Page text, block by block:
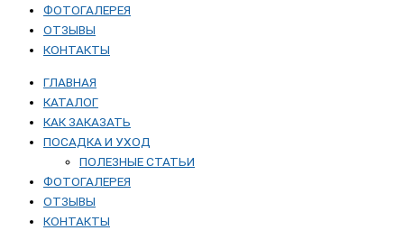
ФОТОГАЛЕРЕЯ
ОТЗЫВЫ
КОНТАКТЫ
ГЛАВНАЯ
КАТАЛОГ
КАК ЗАКАЗАТЬ
ПОСАДКА И УХОД
ПОЛЕЗНЫЕ СТАТЬИ
ФОТОГАЛЕРЕЯ
ОТЗЫВЫ
КОНТАКТЫ